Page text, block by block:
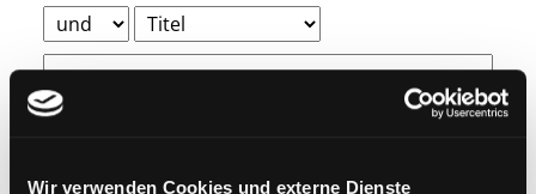
Wir verwenden Cookies und externe Dienste